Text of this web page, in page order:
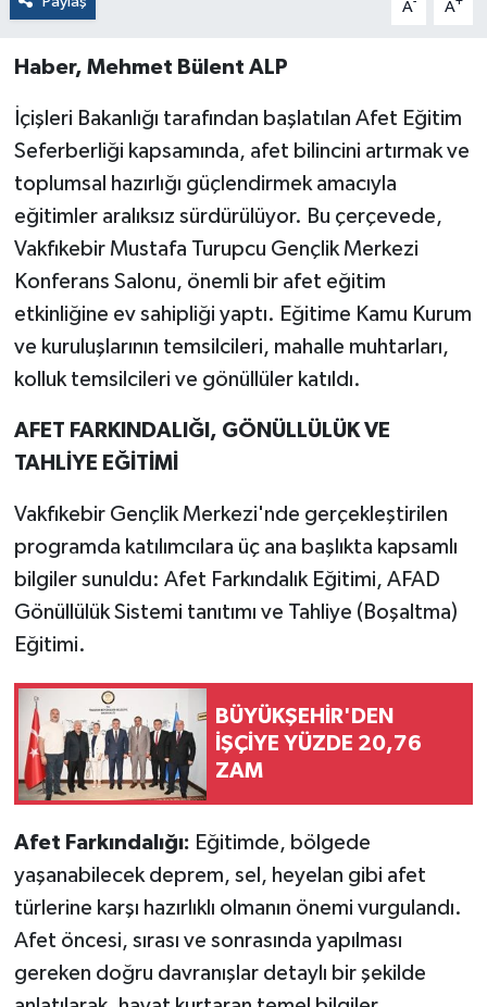
A A
Haber, Mehmet Bülent ALP
İçişleri Bakanlığı tarafından başlatılan Afet Eğitim
Seferberliği kapsamında, afet bilincini artırmak ve
toplumsal hazırlığı güçlendirmek amacıyla
eğitimler aralıksız sürdürülüyor. Bu çerçevede,
Vakfıkebir Mustafa Turupcu Gençlik Merkezi
Konferans Salonu, önemli bir afet eğitim
etkinliğine ev sahipliği yaptı. Eğitime Kamu Kurum
ve kuruluşlarının temsilcileri, mahalle muhtarları,
kolluk temsilcileri ve gönüllüler katıldı.
AFET FARKINDALIĞI, GÖNÜLLÜLÜK VE
TAHLİYE EĞİTİMİ
Vakfıkebir Gençlik Merkezi'nde gerçekleştirilen
programda katılımcılara üç ana başlıkta kapsamlı
bilgiler sunuldu: Afet Farkındalık Eğitimi, AFAD
Gönüllülük Sistemi tanıtımı ve Tahliye (Boşaltma)
Eğitimi.
BÜYÜKŞEHİR'DEN
İŞÇİYE YÜZDE 20,76
ZAM
Afet Farkındalığı: Eğitimde, bölgede
yaşanabilecek deprem, sel, heyelan gibi afet
türlerine karşı hazırlıklı olmanın önemi vurgulandı.
Afet öncesi, sırası ve sonrasında yapılması
gereken doğru davranışlar detaylı bir şekilde